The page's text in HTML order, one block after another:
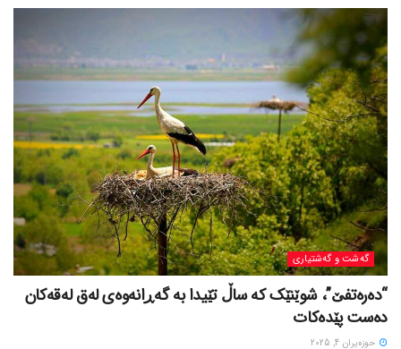
گه‌شت و گه‌شتیاری
“دەرەتفێ”، شوێنێک کە ساڵ تێیدا بە گەڕانەوەی لەق لەقەکان
دەست پێدەکات
حوزه‌یران 4, 2025